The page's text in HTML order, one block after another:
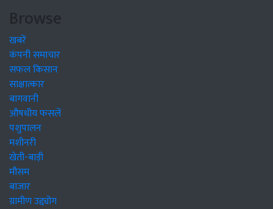
Browse
खबरें
कंपनी समाचार
सफल किसान
साक्षात्कार
बागवानी
औषधीय फसलें
पशुपालन
मशीनरी
खेती-बाड़ी
मौसम
बाजार
ग्रामीण उद्द्योग